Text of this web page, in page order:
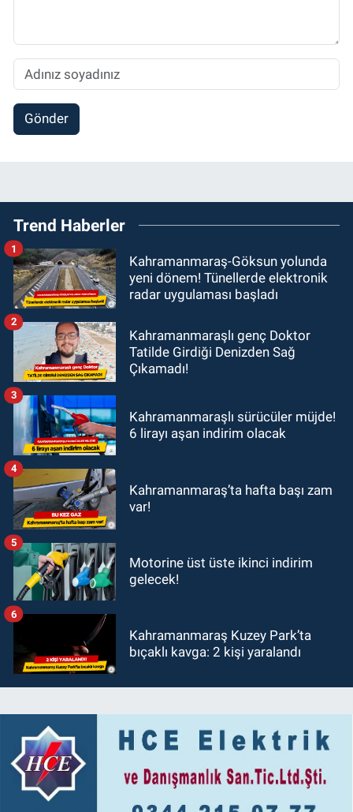
Gönder
Trend Haberler
Kahramanmaraş-Göksun yolunda
yeni dönem! Tünellerde elektronik
radar uygulaması başladı
1
Kahramanmaraşlı genç Doktor
Tatilde Girdiği Denizden Sağ
Çıkamadı!
2
Kahramanmaraşlı sürücüler müjde!
6 lirayı aşan indirim olacak
3
Kahramanmaraş’ta hafta başı zam
var!
4
Motorine üst üste ikinci indirim
gelecek!
5
Kahramanmaraş Kuzey Park’ta
bıçaklı kavga: 2 kişi yaralandı
6